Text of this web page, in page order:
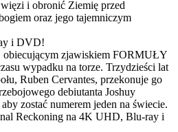
i obronić Ziemię przed
oraz jego tajemniczym
i DVD!
obiecującym zjawiskiem FORMUŁY
wypadku na torze. Trzydzieści lat
Ruben Cervantes, przekonuje go
debiutanta Joshuy
aby zostać numerem jeden na świecie.
Reckoning na 4K UHD, Blu-ray i